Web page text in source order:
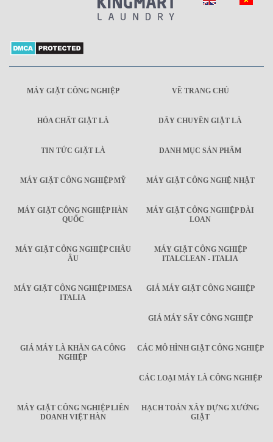
MÁY GIẶT CÔNG NGHIỆP VỀ TRANG CHỦ
HÓA CHẤT GIẶT LÀ DÂY CHUYỀN GIẶT LÀ
TIN TỨC GIẶT LÀ DANH MỤC SẢN PHẨM
MÁY GIẶT CÔNG NGHIỆP MỸ MÁY GIẶT CÔNG NGHỆ NHẬT
MÁY GIẶT CÔNG NGHIỆP HÀN
QUỐC
MÁY GIẶT CÔNG NGHIỆP ĐÀI
LOAN
MÁY GIẶT CÔNG NGHIỆP CHÂU
ÂU
MÁY GIẶT CÔNG NGHIỆP
ITALCLEAN - ITALIA
MÁY GIẶT CÔNG NGHIỆP IMESA
ITALIA
GIÁ MÁY GIẶT CÔNG NGHIỆP
GIÁ MÁY SẤY CÔNG NGHIỆP
GIÁ MÁY LÀ KHĂN GA CÔNG
NGHIỆP
CÁC MÔ HÌNH GIẶT CÔNG NGHIỆP
CÁC LOẠI MÁY LÀ CÔNG NGHIỆP
MÁY GIẶT CÔNG NGHIỆP LIÊN
DOANH VIỆT HÀN
HẠCH TOÁN XÂY DỰNG XƯỞNG
GIẶT